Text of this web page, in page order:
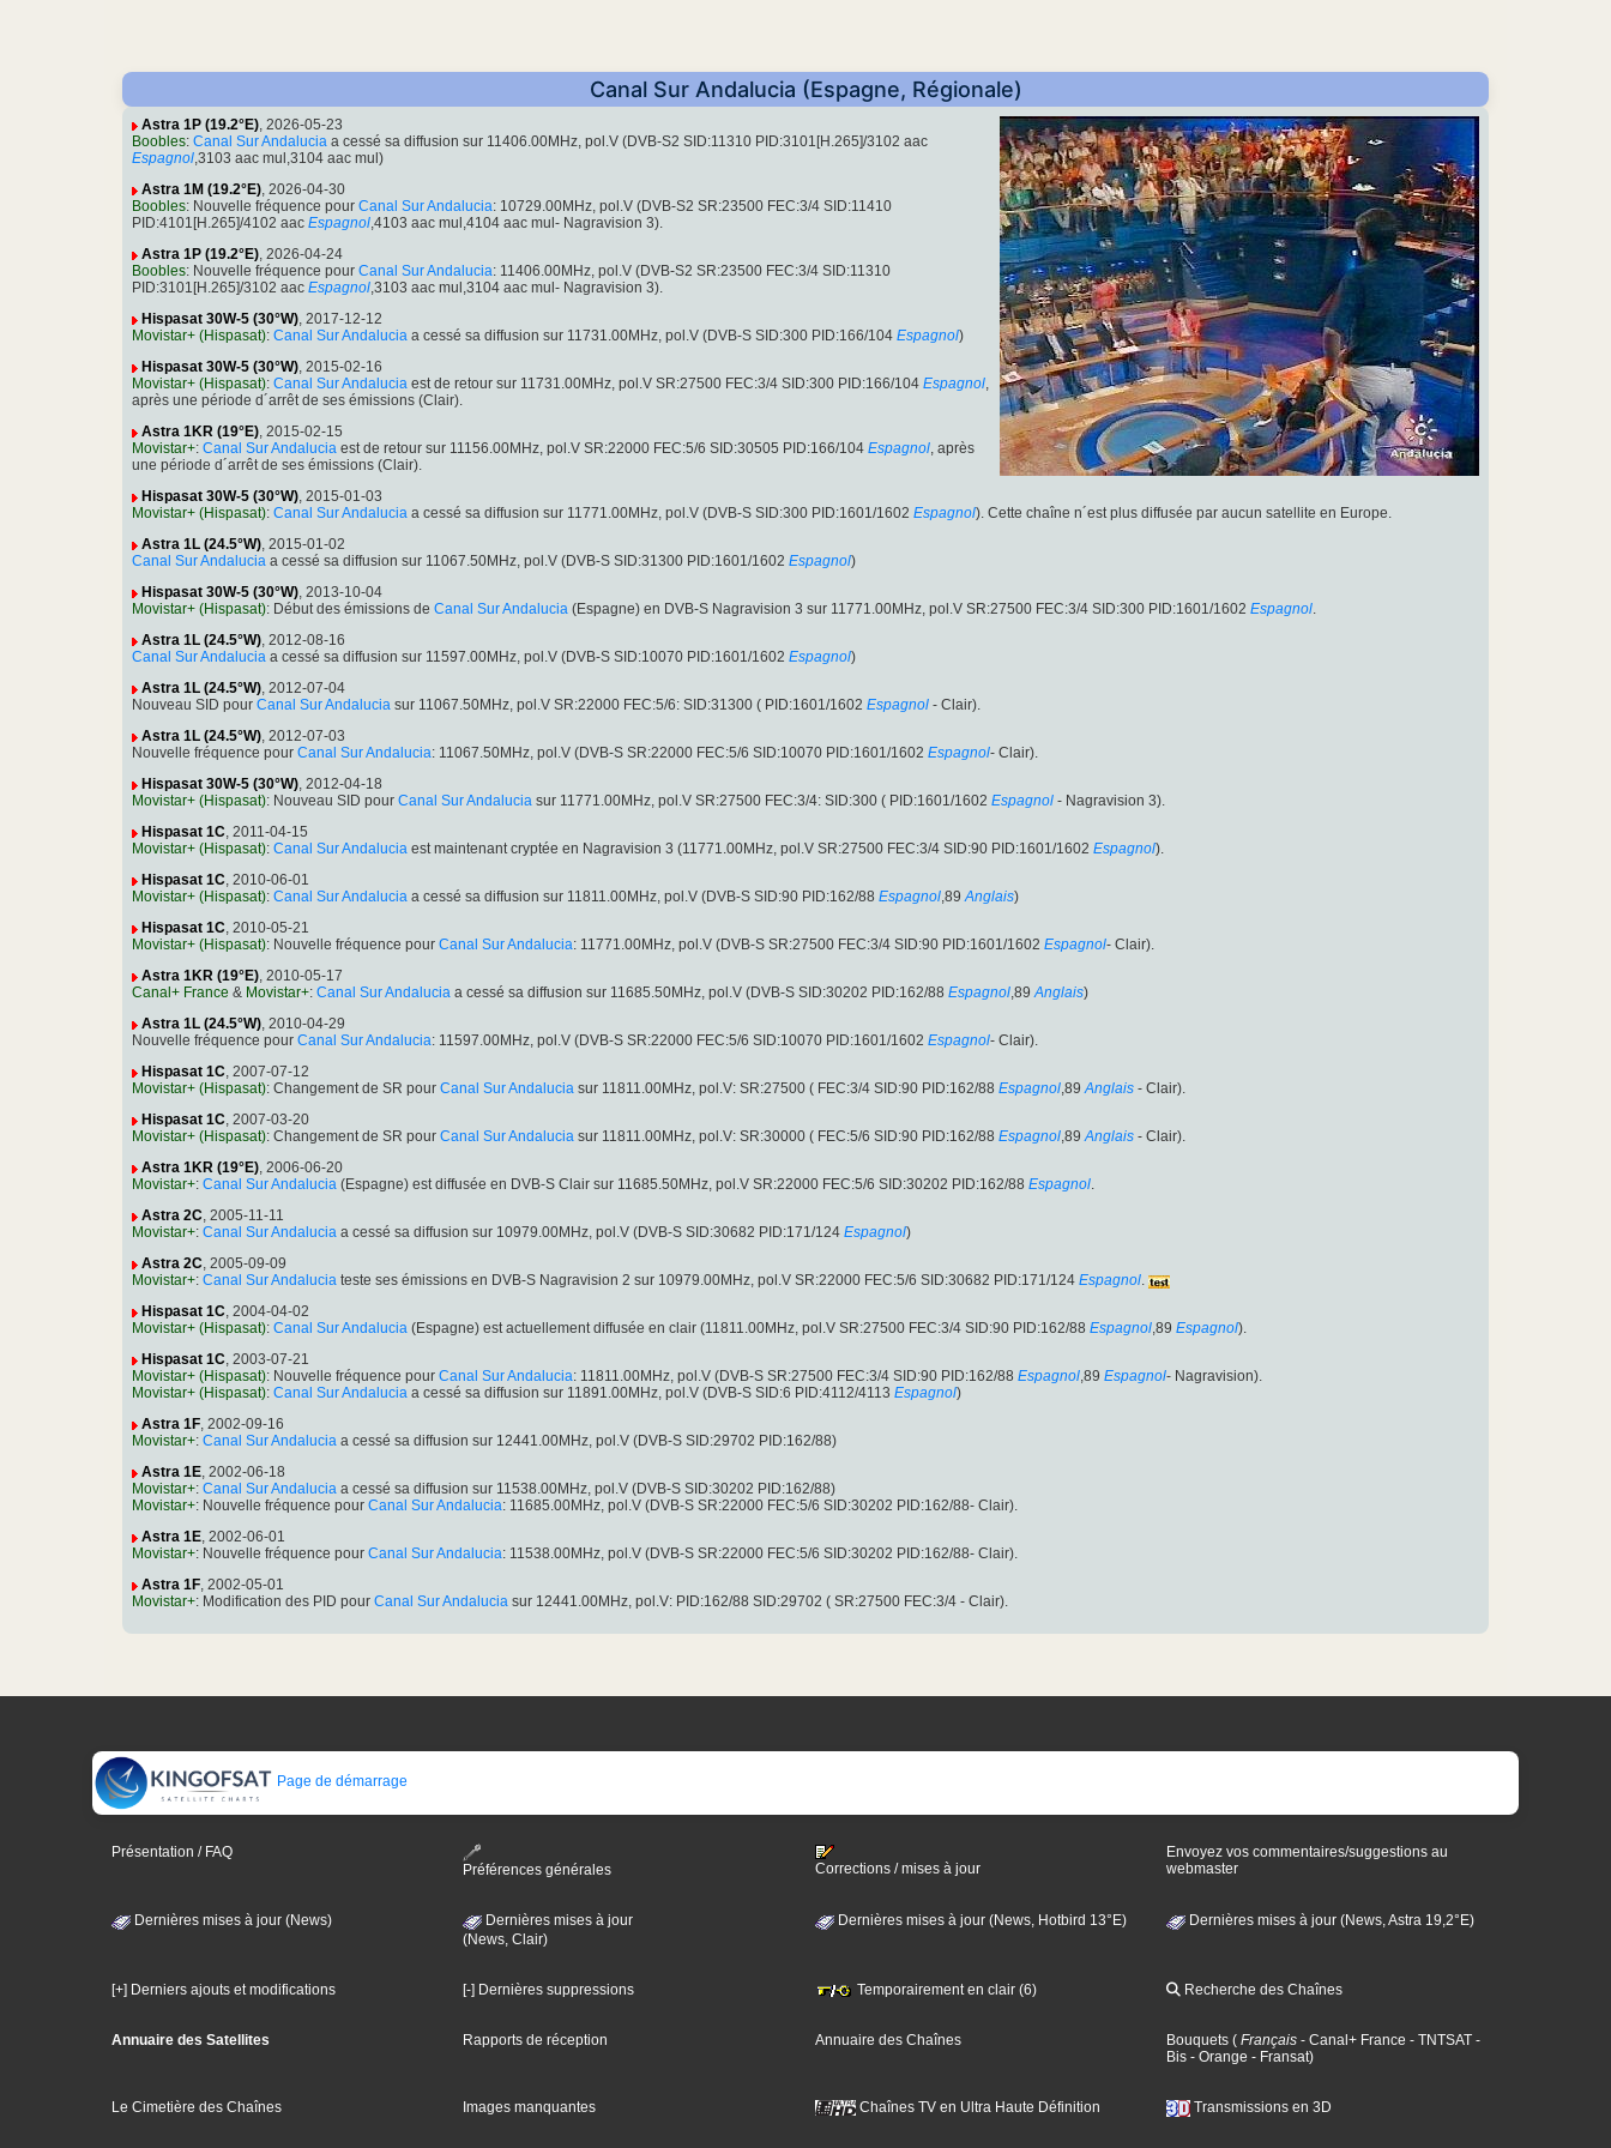
Canal Sur Andalucia (Espagne, Régionale)
Astra 1P (19.2°E), 2026-05-23
Boobles: Canal Sur Andalucia a cessé sa diffusion sur 11406.00MHz, pol.V (DVB-S2 SID:11310 PID:3101[H.265]/3102 aac
Espagnol,3103 aac mul,3104 aac mul)
Astra 1M (19.2°E), 2026-04-30
Boobles: Nouvelle fréquence pour Canal Sur Andalucia: 10729.00MHz, pol.V (DVB-S2 SR:23500 FEC:3/4 SID:11410
PID:4101[H.265]/4102 aac Espagnol,4103 aac mul,4104 aac mul- Nagravision 3).
Astra 1P (19.2°E), 2026-04-24
Boobles: Nouvelle fréquence pour Canal Sur Andalucia: 11406.00MHz, pol.V (DVB-S2 SR:23500 FEC:3/4 SID:11310
PID:3101[H.265]/3102 aac Espagnol,3103 aac mul,3104 aac mul- Nagravision 3).
Hispasat 30W-5 (30°W), 2017-12-12
Movistar+ (Hispasat): Canal Sur Andalucia a cessé sa diffusion sur 11731.00MHz, pol.V (DVB-S SID:300 PID:166/104 Espagnol)
Hispasat 30W-5 (30°W), 2015-02-16
Movistar+ (Hispasat): Canal Sur Andalucia est de retour sur 11731.00MHz, pol.V SR:27500 FEC:3/4 SID:300 PID:166/104 Espagnol,
après une période d´arrêt de ses émissions (Clair).
Astra 1KR (19°E), 2015-02-15
Movistar+: Canal Sur Andalucia est de retour sur 11156.00MHz, pol.V SR:22000 FEC:5/6 SID:30505 PID:166/104 Espagnol, après
une période d´arrêt de ses émissions (Clair).
Hispasat 30W-5 (30°W), 2015-01-03
Movistar+ (Hispasat): Canal Sur Andalucia a cessé sa diffusion sur 11771.00MHz, pol.V (DVB-S SID:300 PID:1601/1602 Espagnol). Cette chaîne n´est plus diffusée par aucun satellite en Europe.
Astra 1L (24.5°W), 2015-01-02
Canal Sur Andalucia a cessé sa diffusion sur 11067.50MHz, pol.V (DVB-S SID:31300 PID:1601/1602 Espagnol)
Hispasat 30W-5 (30°W), 2013-10-04
Movistar+ (Hispasat): Début des émissions de Canal Sur Andalucia (Espagne) en DVB-S Nagravision 3 sur 11771.00MHz, pol.V SR:27500 FEC:3/4 SID:300 PID:1601/1602 Espagnol.
Astra 1L (24.5°W), 2012-08-16
Canal Sur Andalucia a cessé sa diffusion sur 11597.00MHz, pol.V (DVB-S SID:10070 PID:1601/1602 Espagnol)
Astra 1L (24.5°W), 2012-07-04
Nouveau SID pour Canal Sur Andalucia sur 11067.50MHz, pol.V SR:22000 FEC:5/6: SID:31300 ( PID:1601/1602 Espagnol - Clair).
Astra 1L (24.5°W), 2012-07-03
Nouvelle fréquence pour Canal Sur Andalucia: 11067.50MHz, pol.V (DVB-S SR:22000 FEC:5/6 SID:10070 PID:1601/1602 Espagnol- Clair).
Hispasat 30W-5 (30°W), 2012-04-18
Movistar+ (Hispasat): Nouveau SID pour Canal Sur Andalucia sur 11771.00MHz, pol.V SR:27500 FEC:3/4: SID:300 ( PID:1601/1602 Espagnol - Nagravision 3).
Hispasat 1C, 2011-04-15
Movistar+ (Hispasat): Canal Sur Andalucia est maintenant cryptée en Nagravision 3 (11771.00MHz, pol.V SR:27500 FEC:3/4 SID:90 PID:1601/1602 Espagnol).
Hispasat 1C, 2010-06-01
Movistar+ (Hispasat): Canal Sur Andalucia a cessé sa diffusion sur 11811.00MHz, pol.V (DVB-S SID:90 PID:162/88 Espagnol,89 Anglais)
Hispasat 1C, 2010-05-21
Movistar+ (Hispasat): Nouvelle fréquence pour Canal Sur Andalucia: 11771.00MHz, pol.V (DVB-S SR:27500 FEC:3/4 SID:90 PID:1601/1602 Espagnol- Clair).
Astra 1KR (19°E), 2010-05-17
Canal+ France & Movistar+: Canal Sur Andalucia a cessé sa diffusion sur 11685.50MHz, pol.V (DVB-S SID:30202 PID:162/88 Espagnol,89 Anglais)
Astra 1L (24.5°W), 2010-04-29
Nouvelle fréquence pour Canal Sur Andalucia: 11597.00MHz, pol.V (DVB-S SR:22000 FEC:5/6 SID:10070 PID:1601/1602 Espagnol- Clair).
Hispasat 1C, 2007-07-12
Movistar+ (Hispasat): Changement de SR pour Canal Sur Andalucia sur 11811.00MHz, pol.V: SR:27500 ( FEC:3/4 SID:90 PID:162/88 Espagnol,89 Anglais - Clair).
Hispasat 1C, 2007-03-20
Movistar+ (Hispasat): Changement de SR pour Canal Sur Andalucia sur 11811.00MHz, pol.V: SR:30000 ( FEC:5/6 SID:90 PID:162/88 Espagnol,89 Anglais - Clair).
Astra 1KR (19°E), 2006-06-20
Movistar+: Canal Sur Andalucia (Espagne) est diffusée en DVB-S Clair sur 11685.50MHz, pol.V SR:22000 FEC:5/6 SID:30202 PID:162/88 Espagnol.
Astra 2C, 2005-11-11
Movistar+: Canal Sur Andalucia a cessé sa diffusion sur 10979.00MHz, pol.V (DVB-S SID:30682 PID:171/124 Espagnol)
Astra 2C, 2005-09-09
Movistar+: Canal Sur Andalucia teste ses émissions en DVB-S Nagravision 2 sur 10979.00MHz, pol.V SR:22000 FEC:5/6 SID:30682 PID:171/124 Espagnol.
Hispasat 1C, 2004-04-02
Movistar+ (Hispasat): Canal Sur Andalucia (Espagne) est actuellement diffusée en clair (11811.00MHz, pol.V SR:27500 FEC:3/4 SID:90 PID:162/88 Espagnol,89 Espagnol).
Hispasat 1C, 2003-07-21
Movistar+ (Hispasat): Nouvelle fréquence pour Canal Sur Andalucia: 11811.00MHz, pol.V (DVB-S SR:27500 FEC:3/4 SID:90 PID:162/88 Espagnol,89 Espagnol- Nagravision).
Movistar+ (Hispasat): Canal Sur Andalucia a cessé sa diffusion sur 11891.00MHz, pol.V (DVB-S SID:6 PID:4112/4113 Espagnol)
Astra 1F, 2002-09-16
Movistar+: Canal Sur Andalucia a cessé sa diffusion sur 12441.00MHz, pol.V (DVB-S SID:29702 PID:162/88)
Astra 1E, 2002-06-18
Movistar+: Canal Sur Andalucia a cessé sa diffusion sur 11538.00MHz, pol.V (DVB-S SID:30202 PID:162/88)
Movistar+: Nouvelle fréquence pour Canal Sur Andalucia: 11685.00MHz, pol.V (DVB-S SR:22000 FEC:5/6 SID:30202 PID:162/88- Clair).
Astra 1E, 2002-06-01
Movistar+: Nouvelle fréquence pour Canal Sur Andalucia: 11538.00MHz, pol.V (DVB-S SR:22000 FEC:5/6 SID:30202 PID:162/88- Clair).
Astra 1F, 2002-05-01
Movistar+: Modification des PID pour Canal Sur Andalucia sur 12441.00MHz, pol.V: PID:162/88 SID:29702 ( SR:27500 FEC:3/4 - Clair).
Page de démarrage
Présentation / FAQ
Préférences générales
Corrections / mises à jour
Envoyez vos commentaires/suggestions au
webmaster
Dernières mises à jour (News)
Dernières mises à jour
(News, Clair)
Dernières mises à jour (News, Hotbird 13°E) Dernières mises à jour (News, Astra 19,2°E)
[+] Derniers ajouts et modifications [-] Dernières suppressions Temporairement en clair (6) Recherche des Chaînes
Annuaire des Satellites Rapports de réception Annuaire des Chaînes Bouquets ( Français - Canal+ France - TNTSAT -
Bis - Orange - Fransat)
Le Cimetière des Chaînes Images manquantes Chaînes TV en Ultra Haute Définition Transmissions en 3D